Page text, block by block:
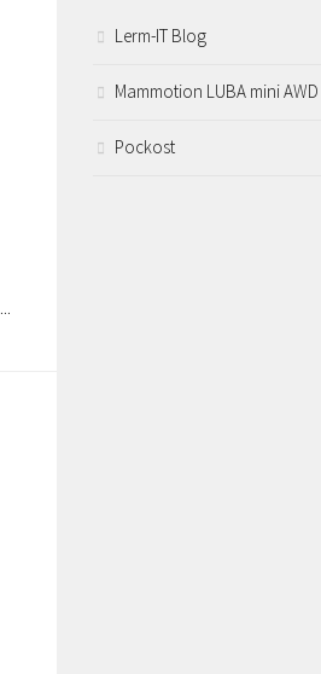
Lerm-IT Blog
Mammotion LUBA mini AWD
Pockost